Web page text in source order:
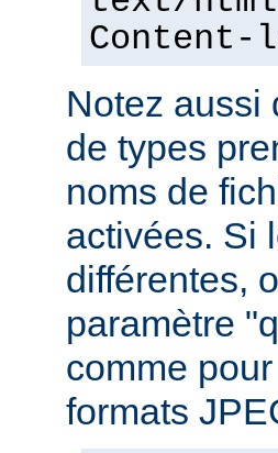
Notez aussi
de types
noms de
activées. Si
différentes,
paramètre
comme
formats